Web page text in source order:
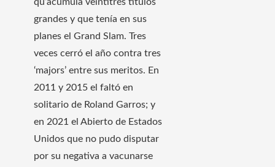
grandes y que tenía en sus
planes el Grand Slam. Tres
veces cerró el año contra tres
‘majors’ entre sus meritos. En
2011 y 2015 el faltó en
solitario de Roland Garros; y
en 2021 el Abierto de Estados
Unidos que no pudo disputar
por su negativa a vacunarse